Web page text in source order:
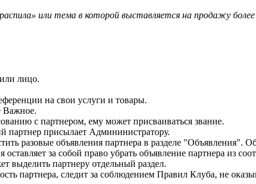
или тема в которой выставляется на продажу
лицо.
на свои услуги и товары.
Важное.
с партнером, ему может присваиваться звание.
партнер присылает Админинистратору.
разовые объявления партнера в разделе "Объявления".
за собой право убрать объявление партнера из
выделить партнеру отдельный раздел.
партнера, следит за соблюдением Правил Клуба, не